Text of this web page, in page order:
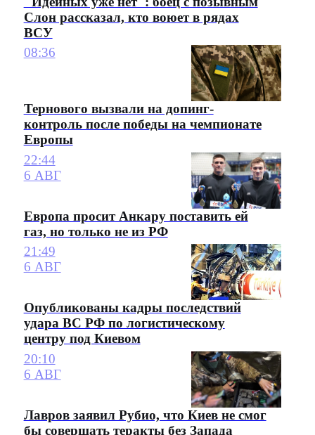
Слон рассказал, кто воюет в рядах
ВСУ
08:36
Тернового вызвали на допинг-
контроль после победы на чемпионате
Европы
22:44
6 АВГ
Европа просит Анкару поставить ей
газ, но только не из РФ
21:49
6 АВГ
Опубликованы кадры последствий
удара ВС РФ по логистическому
центру под Киевом
20:10
6 АВГ
Лавров заявил Рубио, что Киев не смог
бы совершать теракты без Запада